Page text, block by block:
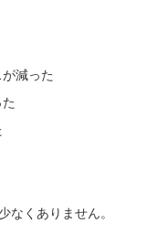
減った
なくありません。